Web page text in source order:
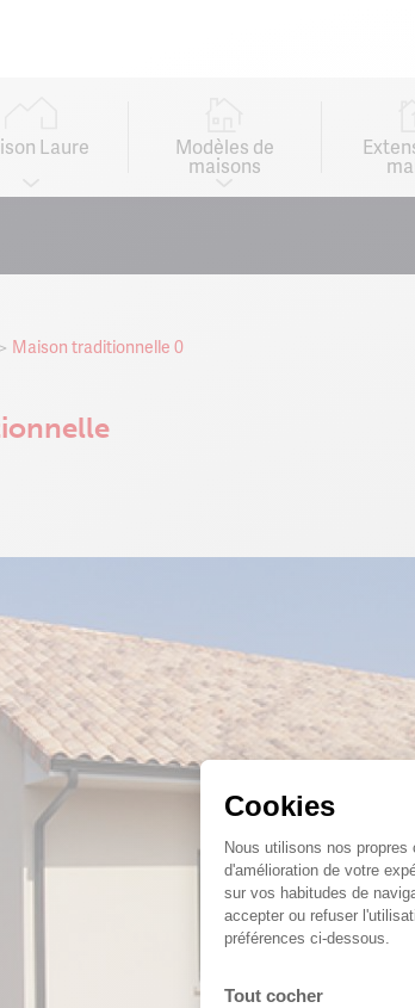
Laure Modèles de
maisons
Maison traditionnelle 0
Cookies
Plateforme
Nous utilisons nos
d'amélioration de votre
sur vos habitudes de
accepter ou refuser
préférences ci-dessous.
Tout cocher